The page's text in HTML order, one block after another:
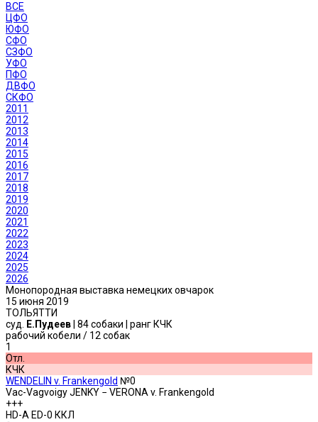
ВСЕ
ЦФО
ЮФО
СФО
СЗФО
УФО
ПФО
ДВФО
СКФО
2011
2012
2013
2014
2015
2016
2017
2018
2019
2020
2021
2022
2023
2024
2025
2026
Монопородная выставка немецких овчарок
15 июня 2019
ТОЛЬЯТТИ
суд. Е.Пудеев | 84 собаки | ранг КЧК
рабочий кобели / 12 собак
1
Отл.
КЧК
WENDELIN v. Frankengold №0
Vac-Vagvoigy JENKY − VERONA v. Frankengold
+++
HD-A ED-0 ККЛ